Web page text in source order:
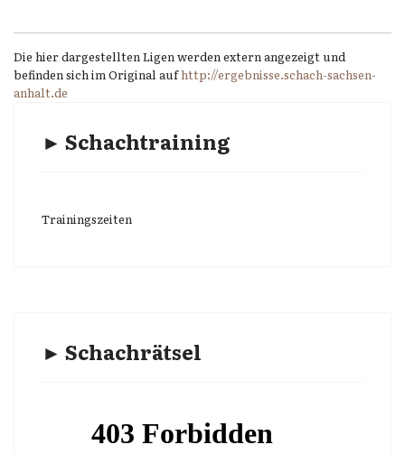
Die hier dargestellten Ligen werden extern angezeigt und
befinden sich im Original aufhttp://ergebnisse.schach-sachsen-
anhalt.de
► Schachtraining
Trainingszeiten
► Schachrätsel